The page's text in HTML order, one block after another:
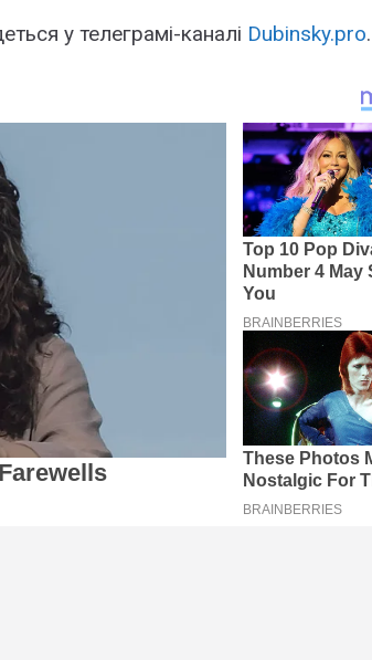
у телеграмі-каналі Dubinsky.pro.